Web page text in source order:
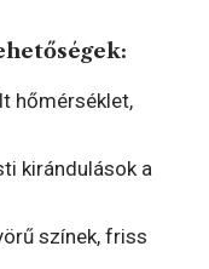
hőmérséklet,
kirándulások a
színek, friss